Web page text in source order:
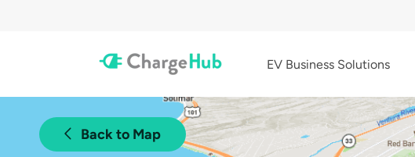
EV Business Solutions
Back to Map